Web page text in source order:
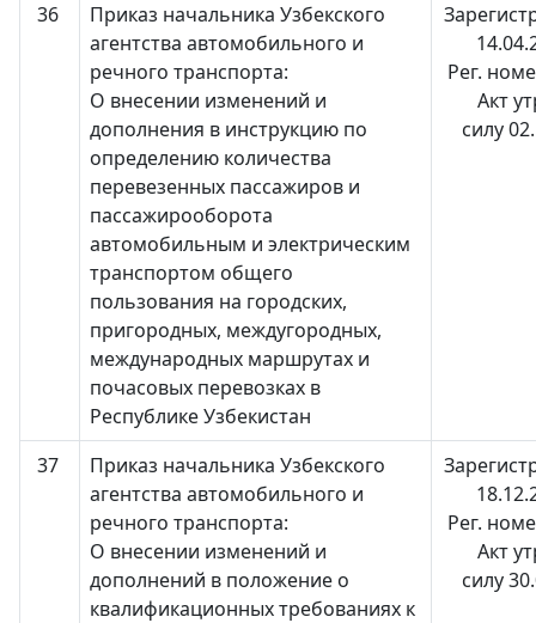
36
Приказ начальника Узбекского
агентства автомобильного и
речного транспорта:
О внесении изменений и
дополнения в инструкцию по
определению количества
перевезенных пассажиров и
пассажирооборота
автомобильным и электрическим
транспортом общего
пользования на городских,
пригородных, междугородных,
международных маршрутах и
почасовых перевозках в
Республике Узбекистан
Рег.
Акт
силу
37
Приказ начальника Узбекского
агентства автомобильного и
речного транспорта:
О внесении изменений и
дополнений в положение о
квалификационных требованиях к
Рег.
Акт
силу